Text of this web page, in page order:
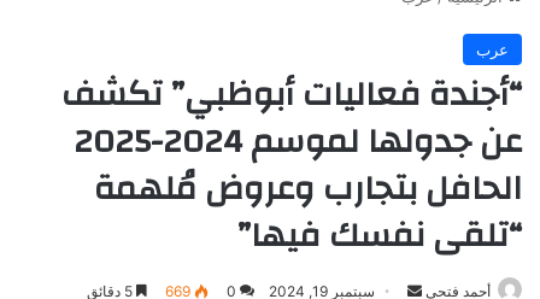
عرب
“أجندة فعاليات أبوظبي” تكشف
عن جدولها لموسم 2024-2025
الحافل بتجارب وعروض مُلهمة
“تلقى نفسك فيها”
أحمد فتحي
أرسل سبتمبر 19, 2024 0
669